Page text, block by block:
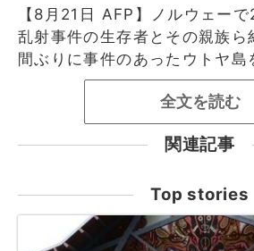
【8月21日 AFP】ノルウェー
乱射事件の生存者とその親族
間ぶりに事件のあったウトヤ島
全文を読む
関連記事
Top stories